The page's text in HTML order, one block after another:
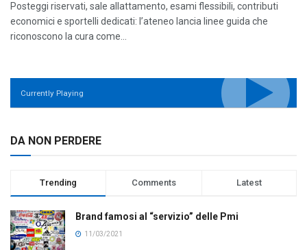
Posteggi riservati, sale allattamento, esami flessibili, contributi
economici e sportelli dedicati: l’ateneo lancia linee guida che
riconoscono la cura come...
Currently Playing
DA NON PERDERE
Trending Comments Latest
Brand famosi al “servizio” delle Pmi
11/03/2021